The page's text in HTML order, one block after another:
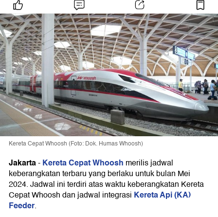
Kereta Cepat Whoosh (Foto: Dok. Humas Whoosh)
Jakarta-Kereta Cepat Whoosh merilis jadwal
keberangkatan terbaru yang berlaku untuk bulan Mei
2024. Jadwal ini terdiri atas waktu keberangkatan Kereta
Cepat Whoosh dan jadwal integrasi Kereta Api (KA)
Feeder.